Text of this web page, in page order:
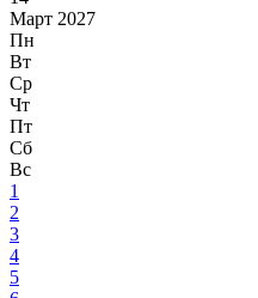
Март 2027
Пн
Вт
Ср
Чт
Пт
Сб
Вс
1
2
3
4
5